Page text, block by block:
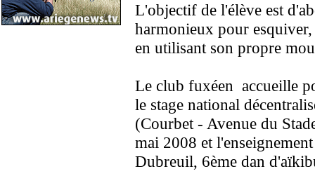
L'objectif de l'élève est
harmonieux pour
en utilisant son propre
Le club fuxéen accueille
le stage national
(Courbet - Avenue du
mai 2008 et
Dubreuil, 6ème dan